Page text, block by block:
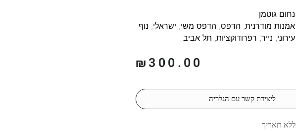
נחום גוטמן
אמנות מודרנית, הדפס, הדפס משי, ישראלי, נוף
עירוני, נייר, רפרודוקציות, תל אביב
₪ 300.00
ליצירת קשר עם הגלריה
ללא תאריך